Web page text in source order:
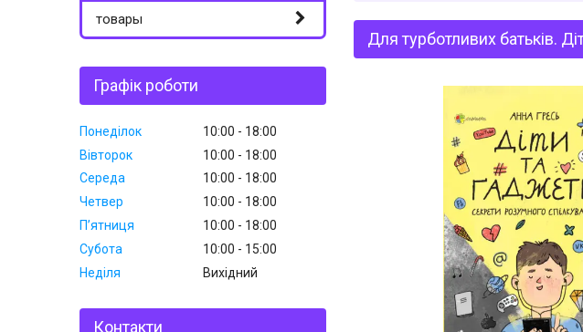
Для турботливих батьків.
товары
Графік роботи
Понеділок 10:00
18:00
Вівторок
10:00
18:00
Середа
10:00
18:00
Четвер
10:00
18:00
Пʼятниця
10:00
18:00
Субота
10:00
15:00
Неділя
Вихідний
Контакти